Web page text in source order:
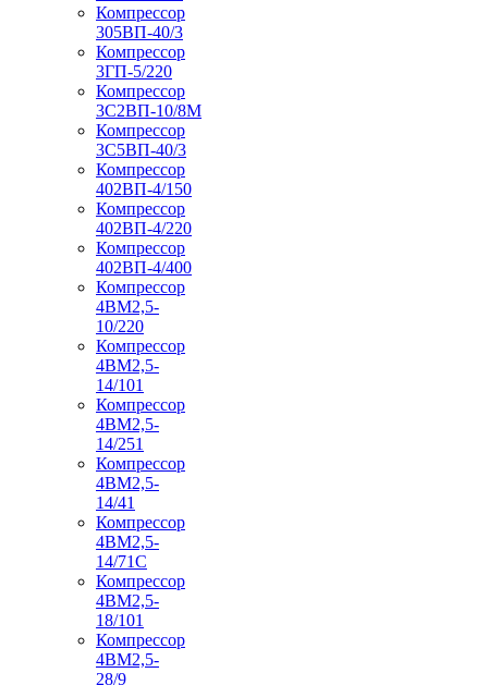
Компрессор
305ВП-40/3
Компрессор
3ГП-5/220
Компрессор
3С2ВП-10/8М
Компрессор
3С5ВП-40/3
Компрессор
402ВП-4/150
Компрессор
402ВП-4/220
Компрессор
402ВП-4/400
Компрессор
4ВМ2,5-
10/220
Компрессор
4ВМ2,5-
14/101
Компрессор
4ВМ2,5-
14/251
Компрессор
4ВМ2,5-
14/41
Компрессор
4ВМ2,5-
14/71C
Компрессор
4ВМ2,5-
18/101
Компрессор
4ВМ2,5-
28/9